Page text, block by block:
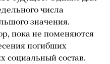
числа
значения.
пока не поменяются
погибших
социальный состав.